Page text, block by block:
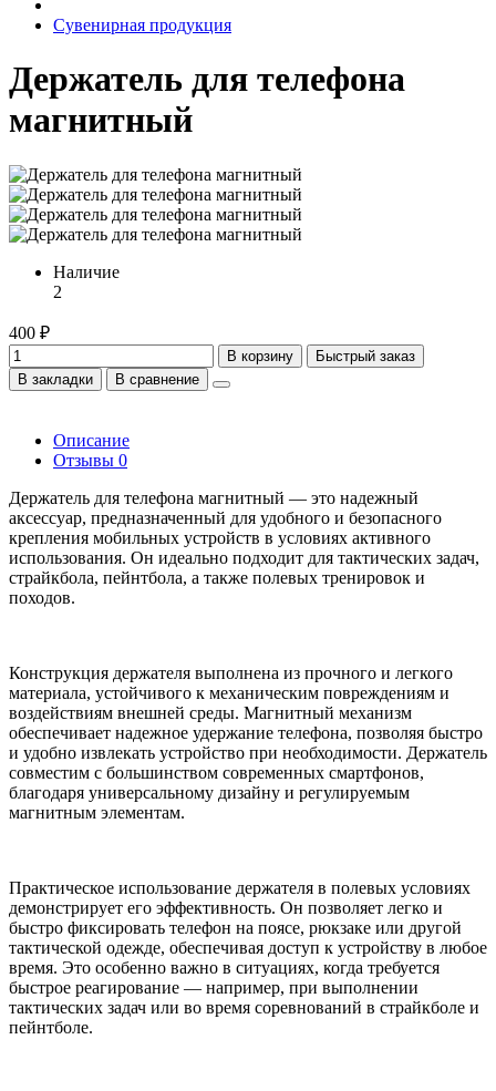
Сувенирная продукция
Держатель для телефона
магнитный
Наличие
2
400 ₽
В корзину
Быстрый заказ
В закладки
В сравнение
Описание
Отзывы 0
Держатель для телефона магнитный — это надежный
аксессуар, предназначенный для удобного и безопасного
крепления мобильных устройств в условиях активного
использования. Он идеально подходит для тактических задач,
страйкбола, пейнтбола, а также полевых тренировок и
походов.
Конструкция держателя выполнена из прочного и легкого
материала, устойчивого к механическим повреждениям и
воздействиям внешней среды. Магнитный механизм
обеспечивает надежное удержание телефона, позволяя быстро
и удобно извлекать устройство при необходимости. Держатель
совместим с большинством современных смартфонов,
благодаря универсальному дизайну и регулируемым
магнитным элементам.
Практическое использование держателя в полевых условиях
демонстрирует его эффективность. Он позволяет легко и
быстро фиксировать телефон на поясе, рюкзаке или другой
тактической одежде, обеспечивая доступ к устройству в любое
время. Это особенно важно в ситуациях, когда требуется
быстрое реагирование — например, при выполнении
тактических задач или во время соревнований в страйкболе и
пейнтболе.